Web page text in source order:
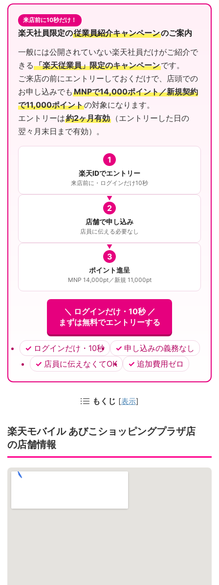
来店前に10秒だけ！
楽天社員限定の従業員紹介キャンペーンのご案内
一般には公開されていない楽天社員だけがご紹介で
きる 「楽天従業員」限定のキャンペーンです。
ご来店の前にエントリーしておくだけで、店頭での
お申し込みでも MNPで14,000ポイント／新規契約
で11,000ポイントの対象になります。
エントリーは約2ヶ月有効 （エントリーした日の
翌々月末日まで有効）。
1
楽天IDでエントリー
来店前に・ログインだけ10秒
2
店舗で申し込み
店員に伝える必要なし
3
ポイント進呈
MNP 14,000pt／新規 11,000pt
＼ ログインだけ・10秒 ／
まずは無料でエントリーする
ログインだけ・10秒
申し込みの義務なし
店員に伝えなくてOK
追加費用ゼロ
もくじ [表示]
楽天モバイル あびこショッピングプラザ店
の店舗情報